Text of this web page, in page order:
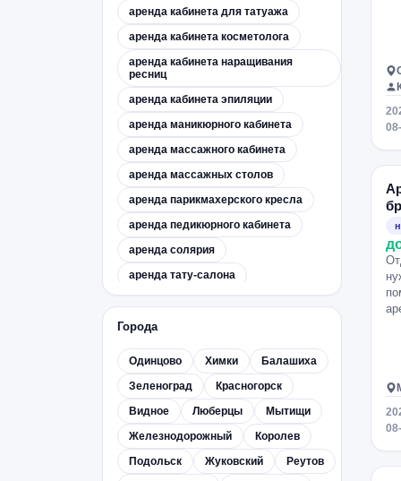
аренда кабинета для татуажа
аренда кабинета косметолога
аренда кабинета наращивания
ресниц
аренда кабинета эпиляции
аренда маникюрного кабинета
аренда массажного кабинета
аренда массажных столов
аренда парикмахерского кресла
аренда педикюрного кабинета
аренда солярия
аренда тату-салона
аренда циклорамы
бьюти-коворкинг
швейный коворкинг
Города
Одинцово Химки
Балашиха
Зеленоград
Красногорск
Видное
Люберцы
Мытищи
Железнодорожный
Королев
Подольск
Жуковский
Реутов